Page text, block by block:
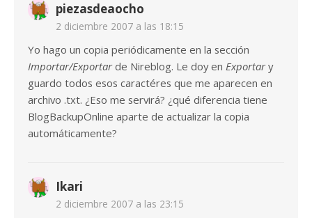
piezasdeaocho
2 diciembre 2007 a las 18:15
Yo hago un copia periódicamente en la sección
Importar/Exportarde Nireblog. Le doy en Exportary
guardo todos esos caractéres que me aparecen en
archivo .txt. ¿Eso me servirá? ¿qué diferencia tiene
BlogBackupOnline aparte de actualizar la copia
automáticamente?
Ikari
2 diciembre 2007 a las 23:15